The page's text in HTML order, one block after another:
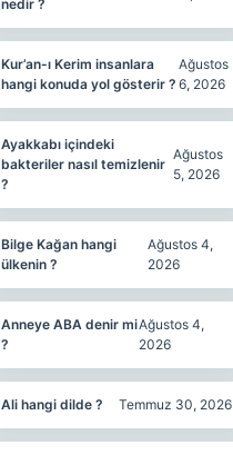
nedir ?
Kur’an-ı Kerim insanlara
hangi konuda yol gösterir ?
Ağustos
6, 2026
Ayakkabı içindeki
bakteriler nasıl temizlenir
?
Ağustos
5, 2026
Bilge Kağan hangi
ülkenin ?
Ağustos 4,
2026
Anneye ABA denir mi
?
Ağustos 4,
2026
Ali hangi dilde ? Temmuz 30, 2026